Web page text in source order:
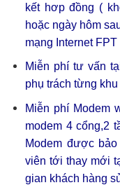
kết hơp đồng (
hoặc ngày hôm
mạng Internet FPT
Miễn phí tư vấn
phụ trách từng
Miễn phí Modem
modem 4 cổng,2
Modem được
viên tới thay mới
gian khách hàng